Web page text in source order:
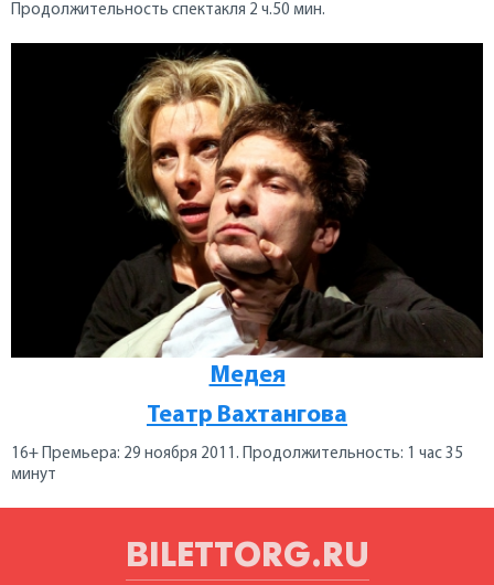
Продолжительность спектакля 2 ч.50 мин.
Медея
Театр Вахтангова
16+ Премьера: 29 ноября 2011. Продолжительность: 1 час 35
минут
BILETTORG.RU